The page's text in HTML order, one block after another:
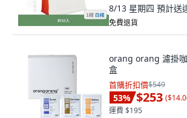
8/13 星期四 預計送
免費退貨
orang orang 濾掛
盒
首購折扣價$549
53% $253 (
運費 $195